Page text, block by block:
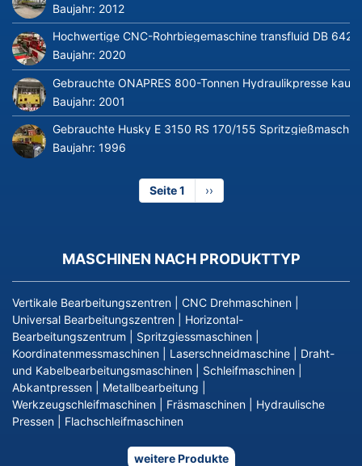
Baujahr: 2012
Hochwertige CNC-Rohrbiegemaschine transfluid DB
Baujahr: 2020
Gebrauchte ONAPRES 800-Tonnen Hydraulikpresse
Baujahr: 2001
Gebrauchte Husky E 3150 RS 170/155
Baujahr: 1996
Seite 1
Nächste
Seite
››
MASCHINEN NACH PRODUKTTYP
Vertikale Bearbeitungszentren CNC Drehmaschinen
Universal Bearbeitungszentren
Horizontal-
Bearbeitungszentrum
Spritzgiessmaschinen
Koordinatenmessmaschinen
Laserschneidmaschine
Draht-
und Kabelbearbeitungsmaschinen
Schleifmaschinen
Abkantpressen
Metallbearbeitung
Werkzeugschleifmaschinen
Fräsmaschinen
Hydraulische
Pressen
Flachschleifmaschinen
weitere Produkte